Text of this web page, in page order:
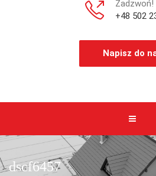
Zadzwoń!
+48 502
Napisz do
dscf6457